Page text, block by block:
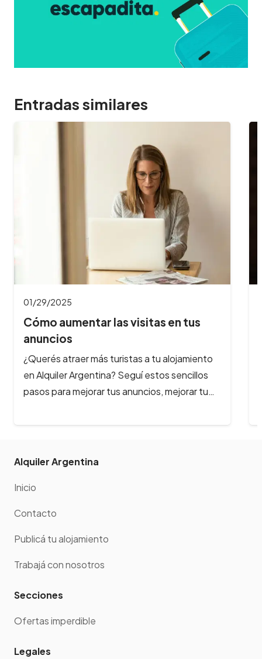
Entradas similares
08/28/2024
Potenciá tu alojamiento con el
botón de reser…
El sector hotelero nacional ya está palpitando
la llegada de la temporada. Por eso, desde
Alquiler Argentina te contamos algunas
Alquiler Argentina
Inicio
Contacto
Publicá tu alojamiento
Trabajá con nosotros
Secciones
Ofertas imperdible
Legales